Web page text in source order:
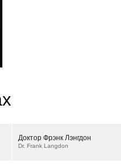
Доктор Фрэнк Лэнгдон
Dr. Frank Langdon